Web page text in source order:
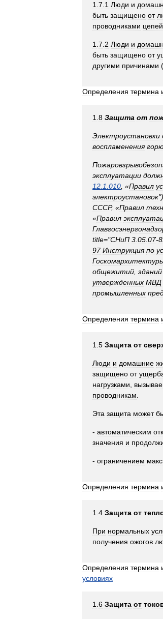
1 7 1 Люди и
быть защищено от
проводниками цепей
1 7 2 Люди и
быть защищено от
другими причинами (
Определения термина
1 8 Защита от
Электроустановки
воспламенения
эксплуатации
12 1 010 , «Правил
электроустановок"),
СССР, «Правил
«Правил
title="СНиП 3 05 07-
97 Инструкция по
общежитий зданий
утвержденных МВД
промышленных
Определения термина
1 5 Защита от
Люди и домашние
защищено от
нагрузками
проводникам
Эта защита может
- автоматическим
значения и
- ограничением
Определения термина
1 4 Защита от
При нормальных
получения ожогов
Определения термина
условиях
1 6 Защита от